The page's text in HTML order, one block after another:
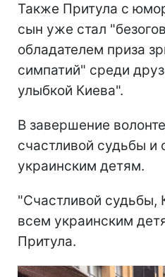
Также Притула с
сын уже стал
обладателем приза
симпатий" среди
улыбкой Киева".
В завершение
счастливой судьбы и
украинским детям.
"Счастливой судьбы,
всем украинским
Притула.